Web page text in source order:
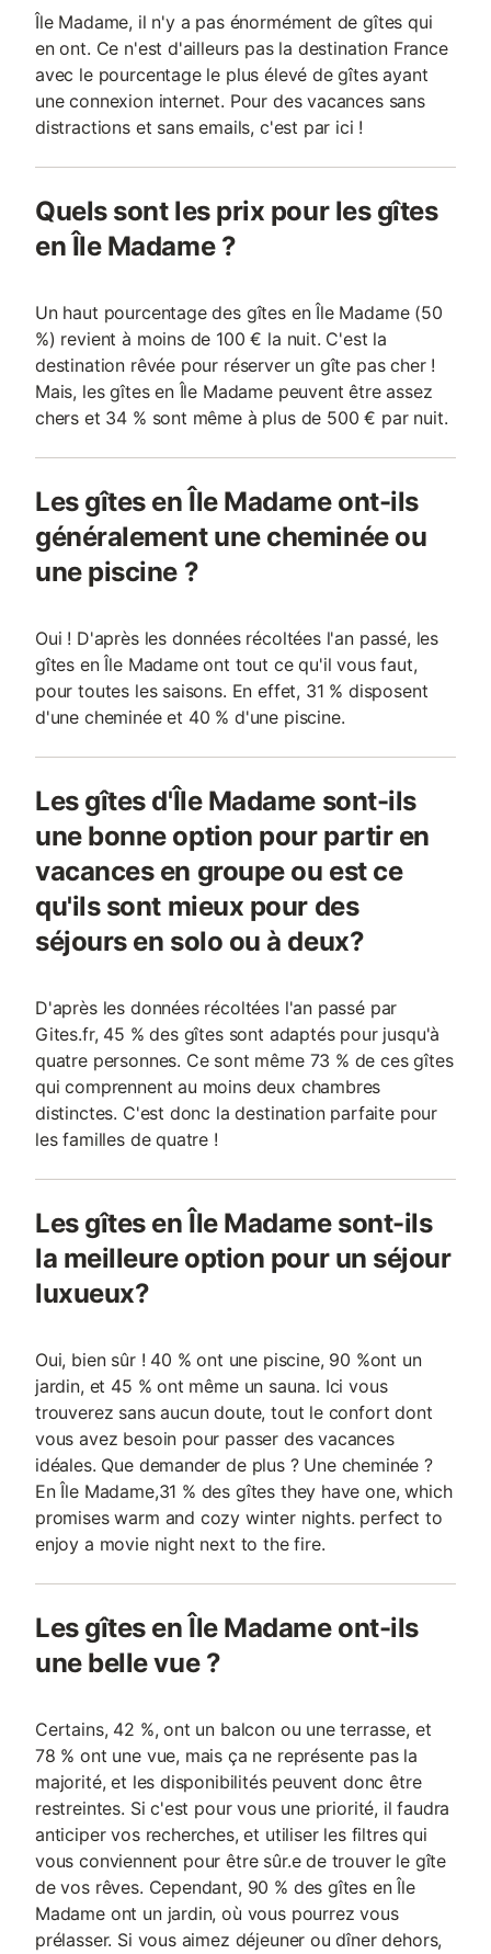
Île Madame, il n'y a pas énormément de gîtes qui
en ont. Ce n'est d'ailleurs pas la destination France
avec le pourcentage le plus élevé de gîtes ayant
une connexion internet. Pour des vacances sans
distractions et sans emails, c'est par ici !
Quels sont les prix pour les gîtes
en Île Madame ?
Un haut pourcentage des gîtes en Île Madame (50
%) revient à moins de 100 € la nuit. C'est la
destination rêvée pour réserver un gîte pas cher !
Mais, les gîtes en Île Madame peuvent être assez
chers et 34 % sont même à plus de 500 € par nuit.
Les gîtes en Île Madame ont-ils
généralement une cheminée ou
une piscine ?
Oui ! D'après les données récoltées l'an passé, les
gîtes en Île Madame ont tout ce qu'il vous faut,
pour toutes les saisons. En effet, 31 % disposent
d'une cheminée et 40 % d'une piscine.
Les gîtes d'Île Madame sont-ils
une bonne option pour partir en
vacances en groupe ou est ce
qu'ils sont mieux pour des
séjours en solo ou à deux?
D'après les données récoltées l'an passé par
Gites.fr, 45 % des gîtes sont adaptés pour jusqu'à
quatre personnes. Ce sont même 73 % de ces gîtes
qui comprennent au moins deux chambres
distinctes. C'est donc la destination parfaite pour
les familles de quatre !
Les gîtes en Île Madame sont-ils
la meilleure option pour un séjour
luxueux?
Oui, bien sûr ! 40 % ont une piscine, 90 %ont un
jardin, et 45 % ont même un sauna. Ici vous
trouverez sans aucun doute, tout le confort dont
vous avez besoin pour passer des vacances
idéales. Que demander de plus ? Une cheminée ?
En Île Madame,31 % des gîtes they have one, which
promises warm and cozy winter nights. perfect to
enjoy a movie night next to the fire.
Les gîtes en Île Madame ont-ils
une belle vue ?
Certains, 42 %, ont un balcon ou une terrasse, et
78 % ont une vue, mais ça ne représente pas la
majorité, et les disponibilités peuvent donc être
restreintes. Si c'est pour vous une priorité, il faudra
anticiper vos recherches, et utiliser les filtres qui
vous conviennent pour être sûr.e de trouver le gîte
de vos rêves. Cependant, 90 % des gîtes en Île
Madame ont un jardin, où vous pourrez vous
prélasser. Si vous aimez déjeuner ou dîner dehors,